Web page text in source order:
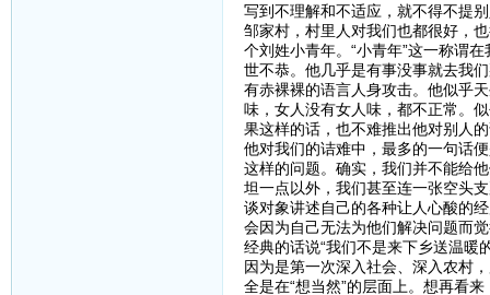
写到不理解和不适应，就不得不提
邹家村，村里人对我们也都很好，
个刘姓小青年。“小青年”这一称谓
世不恭。他几乎是有事没事就去我
有赤裸裸的语言人身攻击。他似乎
味，女人没有女人味，都不正常。
果这样的话，也不难推出他对别人
他对我们的诘难中，最多的一句话
这样的问题。确实，我们并不能给
坦一点以外，我们甚至连一张空头
谈对象讲述自己的各种让人心酸的
会因为自己无法为他们解决问题而
经典的话说“我们不是来下乡送温暖
因为是第一次深入社会、深入农村
全是在“想当然”的层面上。想再看